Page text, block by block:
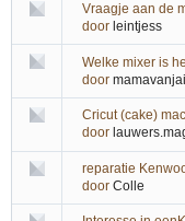
Vraagje aan de
door leintjess
Welke mixer is
door
Cricut (cake)
door
reparatie
door Colle